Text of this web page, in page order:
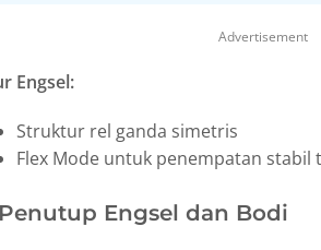
Advertisement
Engsel:
Struktur rel ganda simetris
Flex Mode untuk penempatan
Engsel dan Bodi